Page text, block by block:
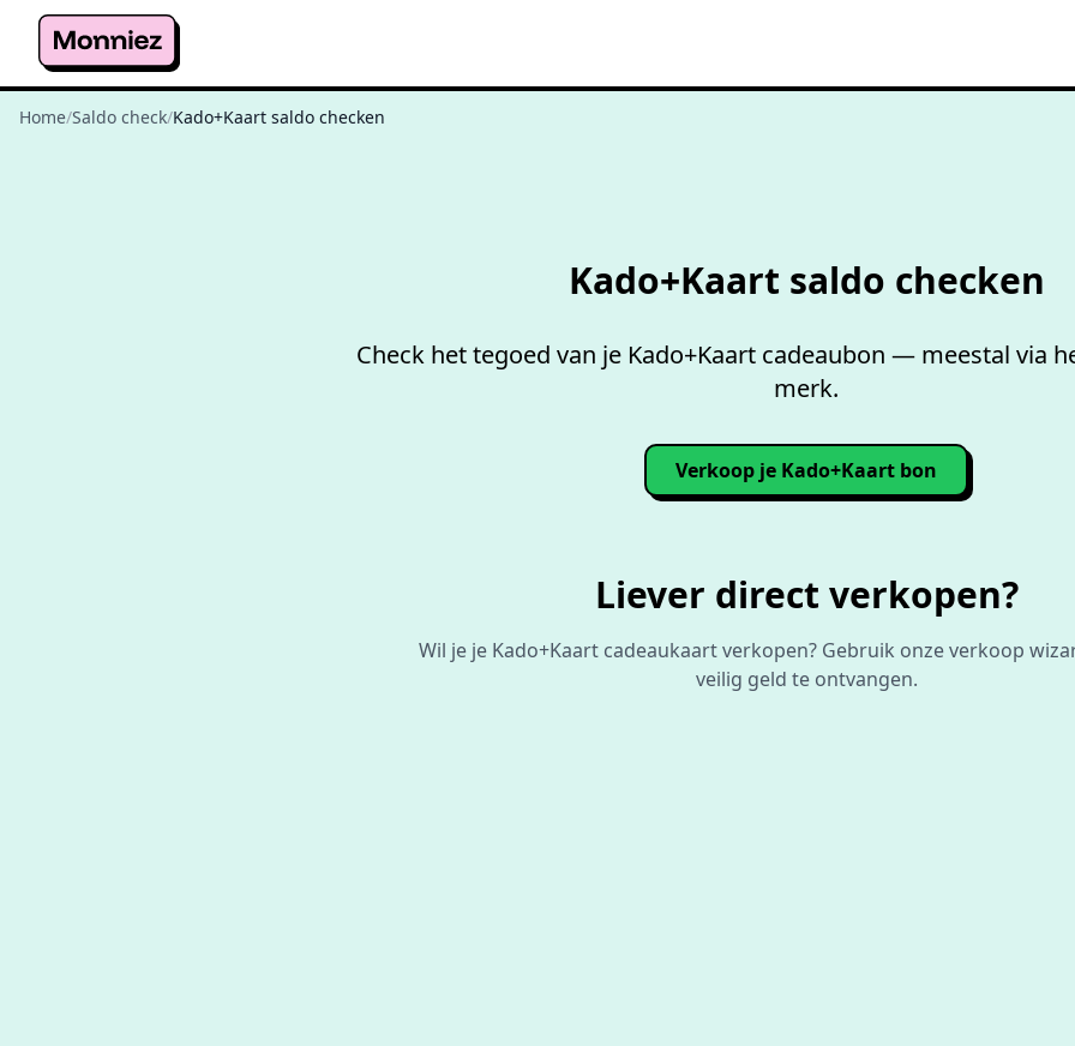
Home/Saldo check/Kado+Kaart saldo checken
Kado+Kaart saldo checken
Check het tegoed van je Kado+Kaart cadeaubon — meestal via
merk.
Verkoop je Kado+Kaart bon
Liever direct verkopen?
Wil je je Kado+Kaart cadeaukaart verkopen? Gebruik onze verkoop
veilig geld te ontvangen.